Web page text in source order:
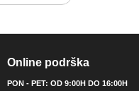
Online podrška
PON - PET: OD 9:00H DO 16:00H